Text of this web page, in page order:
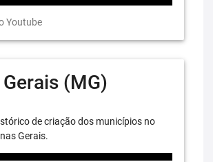
Youtube
(MG)
de criação dos municípios no
Gerais.